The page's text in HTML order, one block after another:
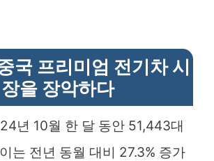
국 프리미엄 전기차 시
장을 장악하다
년 10월 한 달 동안 51,443대
는 전년 동월 대비 27.3% 증가